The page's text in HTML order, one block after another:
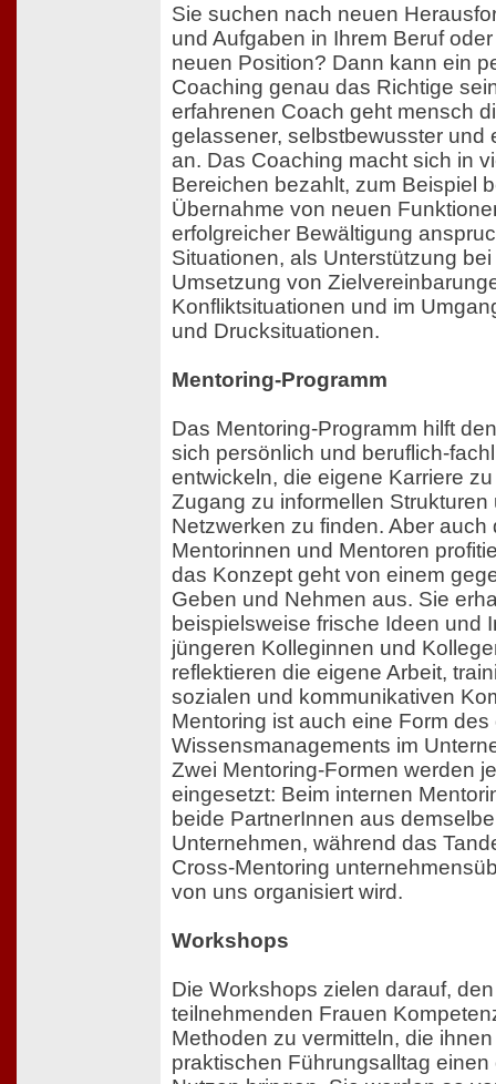
Sie suchen nach neuen
und Aufgaben in Ihrem Beruf
neuen Position? Dann kann ein
Coaching genau das Richtige
erfahrenen Coach geht mensch
gelassener, selbstbewusster und
an. Das Coaching macht sich in
Bereichen bezahlt, zum Beispiel
Übernahme von neuen
erfolgreicher Bewältigung
Situationen, als Unterstützung bei
Umsetzung von
Konfliktsituationen und im
und Drucksituationen.
Mentoring-Programm
Das Mentoring-Programm hilft
sich persönlich und beruflich-
entwickeln, die eigene Karriere
Zugang zu informellen Strukturen
Netzwerken zu finden. Aber auch
Mentorinnen und Mentoren
das Konzept geht von einem
Geben und Nehmen aus. Sie
beispielsweise frische Ideen und
jüngeren Kolleginnen und
reflektieren die eigene Arbeit,
sozialen und kommunikativen
Mentoring ist auch eine Form des
Wissensmanagements im
Zwei Mentoring-Formen werden
eingesetzt: Beim internen
beide PartnerInnen aus
Unternehmen, während das
Cross-Mentoring
von uns organisiert wird.
Workshops
Die Workshops zielen darauf, den
teilnehmenden Frauen
Methoden zu vermitteln, die
praktischen Führungsalltag einen